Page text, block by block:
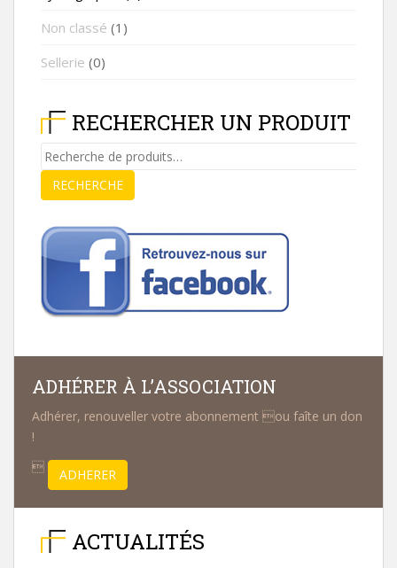
Non classé (1)
Sellerie (0)
RECHERCHER UN PRODUIT
Recherche
pour :
RECHERCHE
ADHÉRER À L’ASSOCIATION
Adhérer, renouveller votre abonnement ou faîte un don
!

ADHERER
ACTUALITÉS